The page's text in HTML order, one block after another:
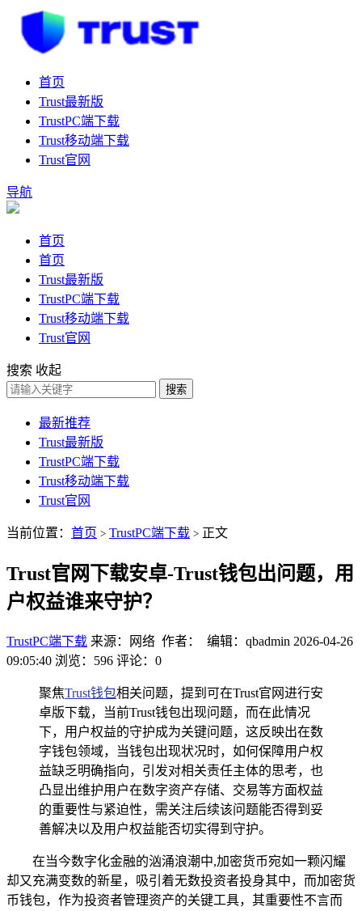
首页
Trust最新版
TrustPC端下载
Trust移动端下载
Trust官网
导航
首页
首页
Trust最新版
TrustPC端下载
Trust移动端下载
Trust官网
搜索 收起
搜索
最新推荐
Trust最新版
TrustPC端下载
Trust移动端下载
Trust官网
当前位置： 首页 > TrustPC端下载 > 正文
Trust官网下载安卓-Trust钱包出问题，用
户权益谁来守护？
TrustPC端下载 来源：网络 作者： 编辑：qbadmin 2026-04-26
09:05:40 浏览：596 评论：0
聚焦Trust钱包相关问题，提到可在Trust官网进行安
卓版下载，当前Trust钱包出现问题，而在此情况
下，用户权益的守护成为关键问题，这反映出在数
字钱包领域，当钱包出现状况时，如何保障用户权
益缺乏明确指向，引发对相关责任主体的思考，也
凸显出维护用户在数字资产存储、交易等方面权益
的重要性与紧迫性，需关注后续该问题能否得到妥
善解决以及用户权益能否切实得到守护。
在当今数字化金融的汹涌浪潮中,加密货币宛如一颗闪耀
却又充满变数的新星，吸引着无数投资者投身其中，而加密货
币钱包，作为投资者管理资产的关键工具，其重要性不言而